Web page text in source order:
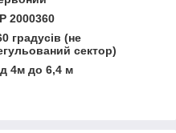
2000360
градусів (не
сектор)
4м до 6,4 м